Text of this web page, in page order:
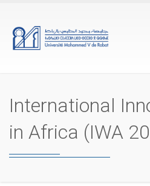
main
content
International
in Africa (IWA